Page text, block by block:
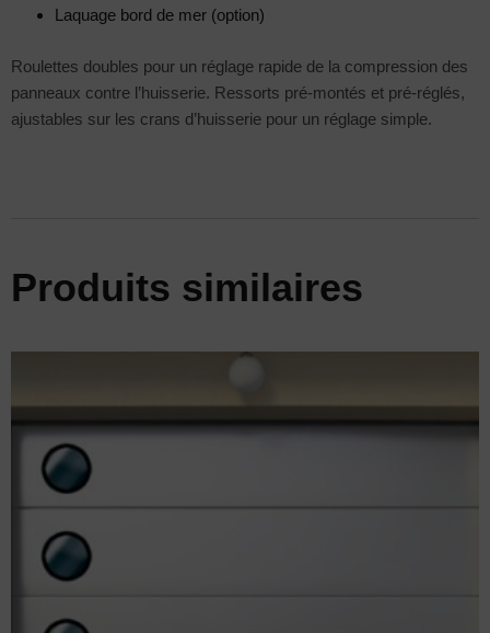
Laquage bord de mer (option)
Roulettes doubles pour un réglage rapide de la compression des
panneaux contre l’huisserie. Ressorts pré-montés et pré-réglés,
ajustables sur les crans d’huisserie pour un réglage simple.
Produits similaires